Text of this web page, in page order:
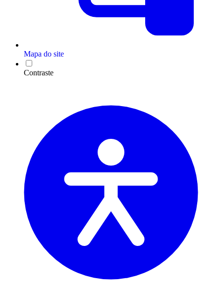
Mapa do site
Contraste